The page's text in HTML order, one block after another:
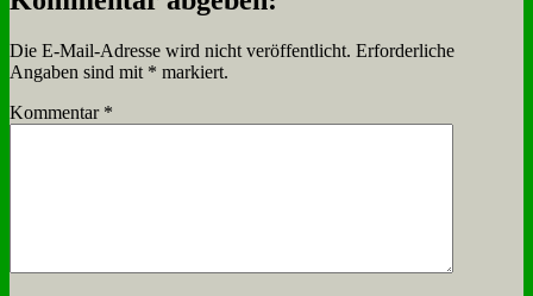
Die E-Mail-Adresse wird nicht veröffentlicht. Erforderliche
Angaben sind mit * markiert.
Kommentar *